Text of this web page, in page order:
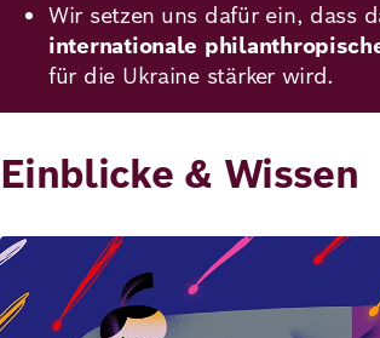
Wir setzen uns dafür ein, dass
internationale
für die Ukraine stärker wird.
Einblicke & Wissen
Bild